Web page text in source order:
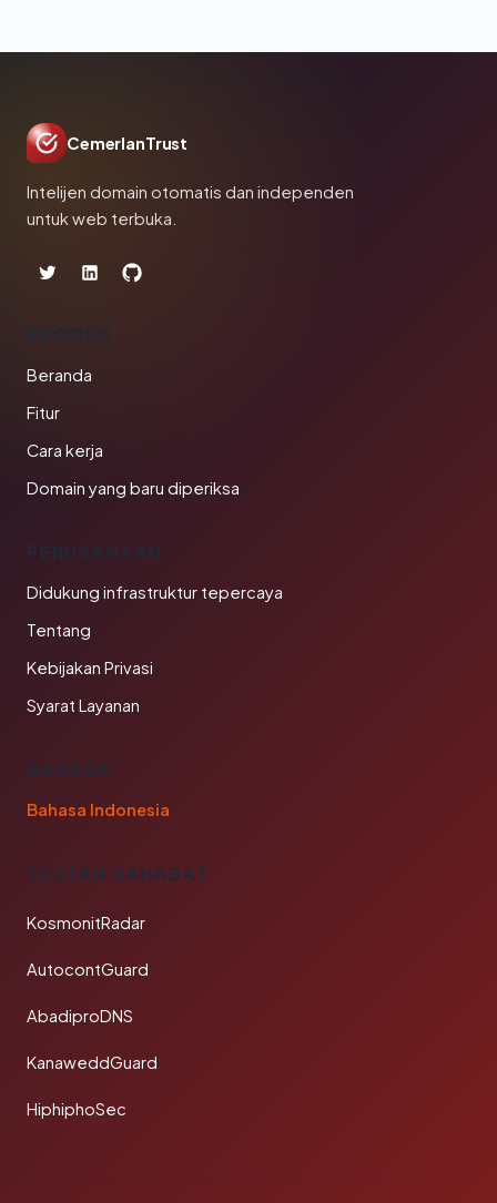
CemerlanTrust
Intelijen domain otomatis dan independen
untuk web terbuka.
PRODUK
Beranda
Fitur
Cara kerja
Domain yang baru diperiksa
PERUSAHAAN
Didukung infrastruktur tepercaya
Tentang
Kebijakan Privasi
Syarat Layanan
BAHASA
Bahasa Indonesia
TAUTAN SAHABAT
KosmonitRadar
AutocontGuard
AbadiproDNS
KanaweddGuard
HiphiphoSec